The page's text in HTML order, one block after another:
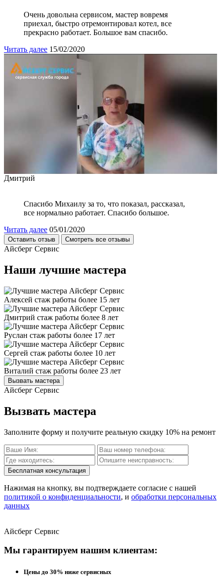
Очень довольна сервисом, мастер вовремя
приехал, быстро отремонтировал котел, все
прекрасно работает. Большое вам спасибо.
Читать далее 15/02/2020
Дмитрий
Спасибо Михаилу за то, что показал, рассказал,
все нормально работает. Спасибо большое.
Читать далее 05/01/2020
Оставить отзыв Смотреть все отзывы
Айсберг Сервис
Наши лучшие мастера
Алексей стаж работы более 15 лет
Дмитрий стаж работы более 8 лет
Руслан стаж работы более 17 лет
Сергей стаж работы более 10 лет
Виталий стаж работы более 23 лет
Вызвать мастера
Айсберг Сервис
Вызвать мастера
Заполните форму и получите реальную скидку 10% на ремонт
Бесплатная консультация
Нажимая на кнопку, вы подтверждаете согласие с нашей
политикой о конфиденциальности, и обработки персональных
данных
Айсберг Сервис
Мы гарантируем нашим клиентам:
Цены до 30% ниже сервисных